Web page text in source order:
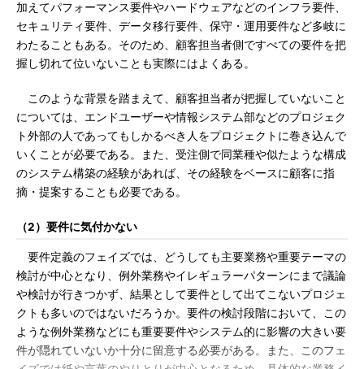
加えてパフォーマンス要件やハードウェアなどのインフラ要件、
セキュリティ要件、データ移行要件、保守・運用要件など多岐に
わたることもある。そのため、顧客担当者側ですべての要件を把
握し切れて位いないことも実際にはよくある。
このような背景を踏まえて、顧客担当者が把握していないこと
については、エンドユーザーや情報システム部などのプロジェク
ト外部の人であってもしかるべき人をプロジェクトに巻き込んで
いくことが必要である。また、受注側で同業種や似たような構成
のシステム構築の経験があれば、その経験をベースに顧客に指
摘・提案することも必要である。
（2）要件に気付かない
要件定義のフェイズでは、どうしても主要業務や重要テーマの
検討が中心となり、例外業務やイレギュラーパターンにまで議論
や検討が行きつかず、結果として要件として出てこないプロジェ
クトも多いのではないだろうか。要件の検討段階において、この
ような例外業務などにも重要要件やシステム的に影響の大きい要
件が隠れていないか十分に留意する必要がある。また、このフェ